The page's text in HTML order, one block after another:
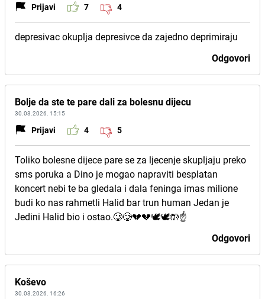
Prijavi 7 4
depresivac okuplja depresivce da zajedno deprimiraju
Odgovori
Bolje da ste te pare dali za bolesnu dijecu
30.03.2026. 15:15
Prijavi 4 5
Toliko bolesne dijece pare se za ljecenje skupljaju preko
sms poruka a Dino je mogao napraviti besplatan
koncert nebi te ba gledala i dala feninga imas milione
budi ko nas rahmetli Halid bar trun human Jedan je
Jedini Halid bio i ostao.🥲🥲💔💔🕊️🕊️🤲☝️
Odgovori
Koševo
30.03.2026. 16:26